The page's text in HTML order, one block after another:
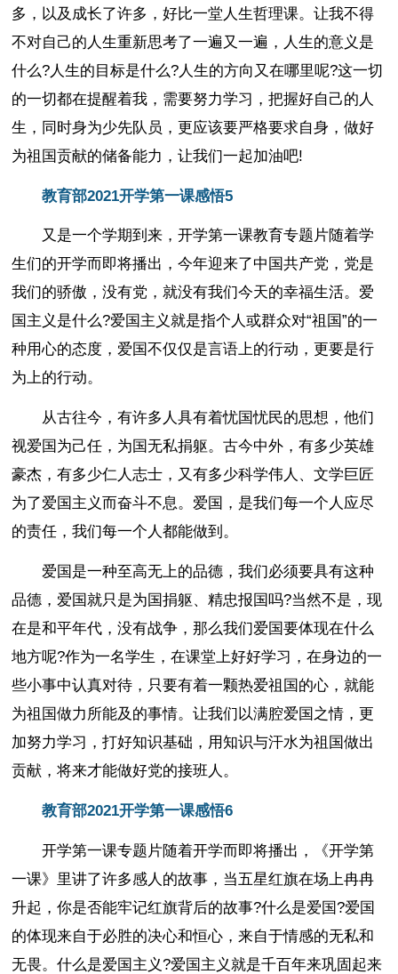
多，以及成长了许多，好比一堂人生哲理课。让我不得
不对自己的人生重新思考了一遍又一遍，人生的意义是
什么?人生的目标是什么?人生的方向又在哪里呢?这一切
的一切都在提醒着我，需要努力学习，把握好自己的人
生，同时身为少先队员，更应该要严格要求自身，做好
为祖国贡献的储备能力，让我们一起加油吧!
教育部2021开学第一课感悟5
又是一个学期到来，开学第一课教育专题片随着学
生们的开学而即将播出，今年迎来了中国共产党，党是
我们的骄傲，没有党，就没有我们今天的幸福生活。爱
国主义是什么?爱国主义就是指个人或群众对“祖国”的一
种用心的态度，爱国不仅仅是言语上的行动，更要是行
为上的行动。
从古往今，有许多人具有着忧国忧民的思想，他们
视爱国为己任，为国无私捐躯。古今中外，有多少英雄
豪杰，有多少仁人志士，又有多少科学伟人、文学巨匠
为了爱国主义而奋斗不息。爱国，是我们每一个人应尽
的责任，我们每一个人都能做到。
爱国是一种至高无上的品德，我们必须要具有这种
品德，爱国就只是为国捐躯、精忠报国吗?当然不是，现
在是和平年代，没有战争，那么我们爱国要体现在什么
地方呢?作为一名学生，在课堂上好好学习，在身边的一
些小事中认真对待，只要有着一颗热爱祖国的心，就能
为祖国做力所能及的事情。让我们以满腔爱国之情，更
加努力学习，打好知识基础，用知识与汗水为祖国做出
贡献，将来才能做好党的接班人。
教育部2021开学第一课感悟6
开学第一课专题片随着开学而即将播出，《开学第
一课》里讲了许多感人的故事，当五星红旗在场上冉冉
升起，你是否能牢记红旗背后的故事?什么是爱国?爱国
的体现来自于必胜的决心和恒心，来自于情感的无私和
无畏。什么是爱国主义?爱国主义就是千百年来巩固起来